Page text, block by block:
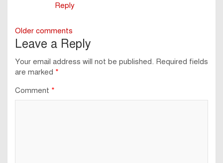
Reply
Comments
navigation
Older comments
Leave a Reply
Your email address will not be published. Required fields
are marked *
Comment *